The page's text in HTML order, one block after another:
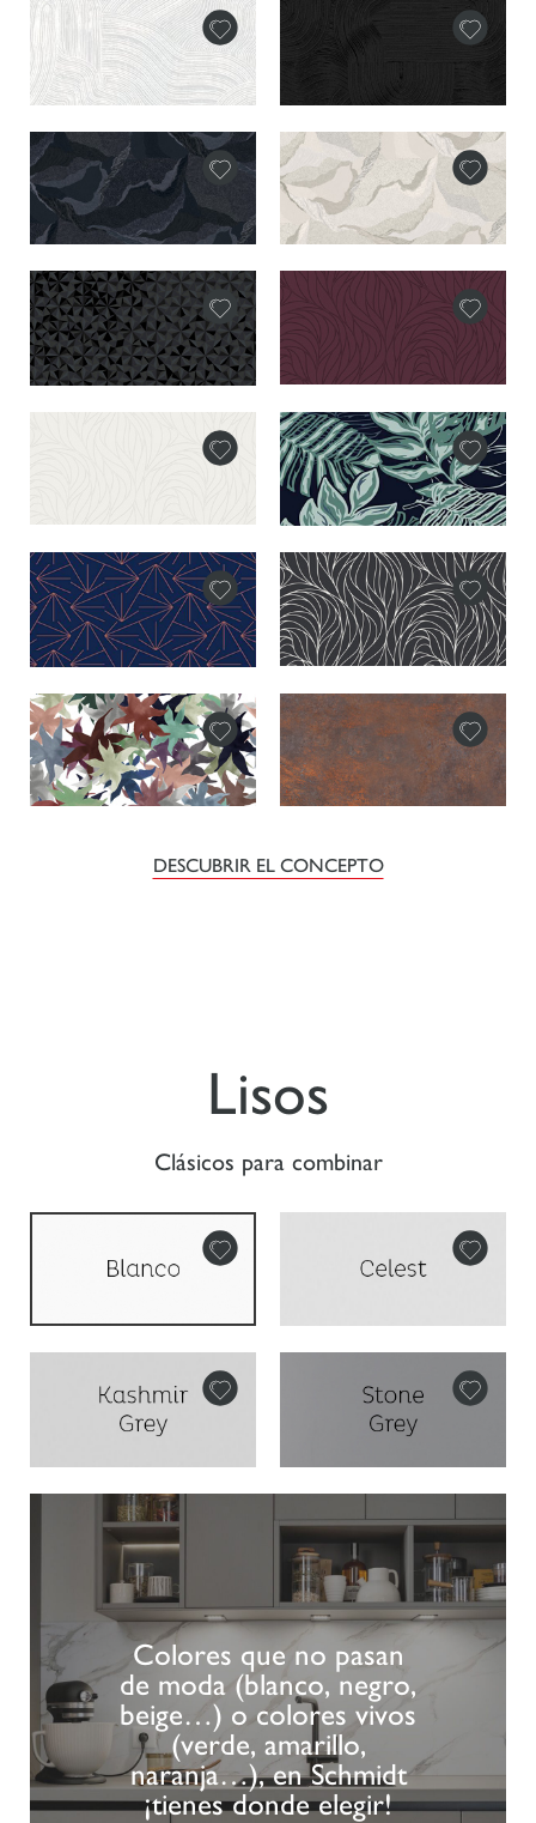
DESCUBRIR EL CONCEPTO
Lisos
Clásicos para combinar
Colores que no pasan
de moda (blanco, negro,
beige…) o colores vivos
(verde, amarillo,
naranja…), en Schmidt
¡tienes donde elegir!